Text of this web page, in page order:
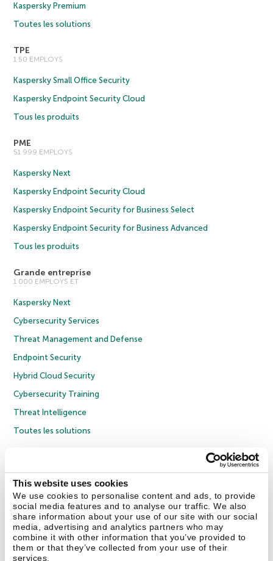
This website uses cookies
We use cookies to personalise content and ads, to provide
social media features and to analyse our traffic. We also
share information about your use of our site with our social
media, advertising and analytics partners who may
combine it with other information that you’ve provided to
them or that they’ve collected from your use of their
services.
Kaspersky Premium
Toutes les solutions
TPE
1 50 EMPLOYS
Kaspersky Small Office Security
Kaspersky Endpoint Security Cloud
Tous les produits
PME
51 999 EMPLOYS
Kaspersky Next
Kaspersky Endpoint Security Cloud
Kaspersky Endpoint Security for Business Select
Kaspersky Endpoint Security for Business Advanced
Tous les produits
Grande entreprise
1 000 EMPLOYS ET
Kaspersky Next
Cybersecurity Services
Threat Management and Defense
Endpoint Security
Hybrid Cloud Security
Cybersecurity Training
Threat Intelligence
Toutes les solutions
Politique de confidentialité
Politique anticorruption
Contrat de licence grand public
Contrat de licence entreprises
Cookies
Nous contacter À propos Partenaires Blog Communiqués de presse
Securelist Eugene Personal Blog Encyclopédie de Kaspersky